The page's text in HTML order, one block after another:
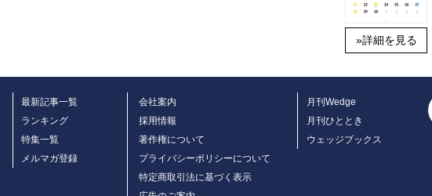
»詳細を見る
最新記事一覧
ランキング
特集一覧
メルマガ登録
会社案内
採用情報
著作権について
プライバシーポリシーについて
特定商取引法に基づく表示
月刊Wedge
月刊ひととき
ウェッジブックス